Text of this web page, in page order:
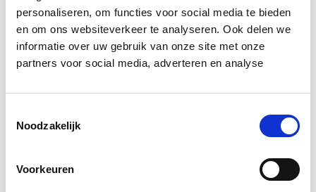
personaliseren, om functies voor social media te bieden
en om ons websiteverkeer te analyseren. Ook delen we
informatie over uw gebruik van onze site met onze
partners voor social media, adverteren en analyse
Noodzakelijk
Voorkeuren
Relevant bij dit artikel
Vastgoedrecht & Bouwrecht
zo goed mogelijk zelf kunt afhandelen. Klassikaal